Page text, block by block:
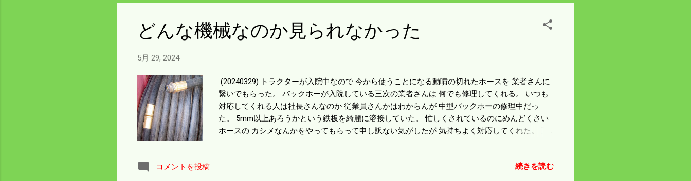
大の成績を修めるかもしれん。 マツダスタジアムなのでTV放送は必ずある。 明日も午後6時から
どんな機械なのか見られなかった
5月 29, 2024
(20240329) トラクターが入院中なので 今から使うことになる動噴の切れたホースを 業者さんに
繋いでもらった。 バックホーが入院している三次の業者さんは 何でも修理してくれる。 いつも
対応してくれる人は社長さんなのか 従業員さんかはわからんが 中型バックホーの修理中だっ
た。 5mm以上あろうかという鉄板を綺麗に溶接していた。 忙しくされているのにめんどくさい
ホースの カシメなんかをやってもらって申し訳ない気がしたが 気持ちよく対応してくれた。 工
コメントを投稿 続きを読む